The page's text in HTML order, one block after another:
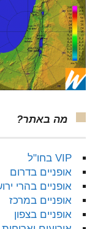
מה באתר?
VIP בחו"ל
אופניים בדרום
אופניים בהרי
אופניים במרכז
אופניים בצפון